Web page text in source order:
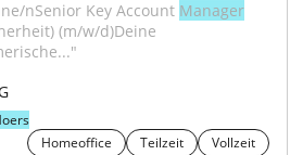
nSenior Key Account Manager
(m/w/d)Deine
Homeoffice
Teilzeit
Vollzeit